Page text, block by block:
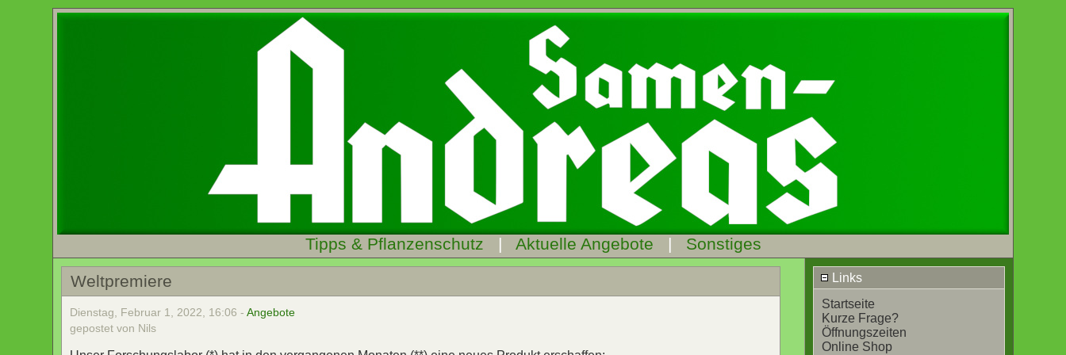
Tipps & Pflanzenschutz | Aktuelle Angebote | Sonstiges
Links
Startseite
Kurze Frage?
Öffnungszeiten
Online Shop
Weltpremiere
Dienstag, Februar 1, 2022, 16:06 -Angebote
gepostet von Nils